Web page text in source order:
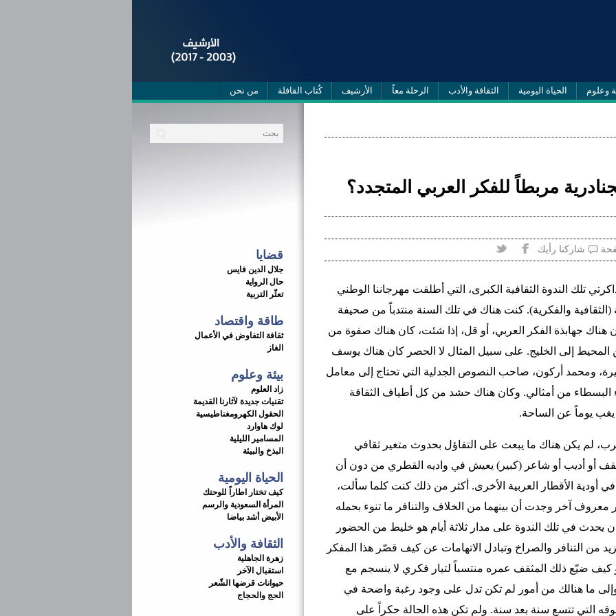
وعلوم الحياة اليومية الثقافة والأدب الرحلة معاً الأرشيف كُتاب القافلة من نحن
قضايا
جلال الدين فايس
حال الرواية
تعثّر التربية
طاقة واقتصاد
ثقافة التفاوض في الأعمال
الغاز
بيئة وعلوم
زاد العلوم
تقنيات جديدة لآثارنا القديمة
الحقول الكهرومغناطيسية
لوك هاوارد
المسامير الليلية
البذخ والبيئة
الحياة اليومية
كيف تختار اطاراً للوحتك
المرأة السعودية والرسم
الأبيض أشد بياضا
الثقافة والأدب
زهرة الجاهلية
استقبال الآخر
حيوانات قرضها الشّعر
الحج والحجاج
مربطاً للفكر العربي المتجدد؟
شاركنا رأيك
تلك الندوة الثقافية الكبرى، التي أطلقت مهرجاننا الوطني
(الثقافية والفكرية). كنت هناك في تلك السنة منتدباً من صحيفة
جهابذة الفكر العربي، أو قل، إذا شئت، كان هناك صفوة من
المحيط إلى الخليج. على سبيل المثال لا الحصر كان هناك يوسف
ومحمد أركون، صاحب النصوص الجدلية التي تحتاج إلى معامل
البسطاء من أمثالي. وكان هناك حشد من كل أطياف الثقافة
يغب يوماً عن الساحة.
العرب، لم يكن هناك ما يبعث على التفاؤل بحدوث متغير ثقافي
أو أديب أو شاعر (كبير) يعيش في واديه القطري من دون أن
أودية الأقطار العربية الأخرى. أكثر من ذلك كنت كلما سألت،
آخر وجدت أن بينهما من الخلاف والتنافر ما تنوء بحمله
يحدث في تلك الندوة على مدار ثلاثة أيام هو خليط من الحضور
من التنافر والصراخ وتبادل الاتهامات عن كيف قصّر هذا المفكر
كيف ضيّع ذلك المثقف عمره منتسباً لتيار فكري لا ينسجم مع
وإلى ما هنالك من أمور لم تكن تدل على وجود رغبة واضحة في
التي تتسع سنة بعد سنة. ولم تكن هذه الحالة حكراً على